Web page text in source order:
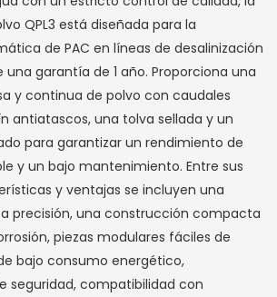
QPL3 está diseñada para la
de PAC en líneas de desalinización
una garantía de 1 año. Proporciona una
y continua de polvo con caudales
antiatascos, una tolva sellada y un
para garantizar un rendimiento de
y un bajo mantenimiento. Entre sus
y ventajas se incluyen una
precisión, una construcción compacta
piezas modulares fáciles de
bajo consumo energético,
seguridad, compatibilidad con